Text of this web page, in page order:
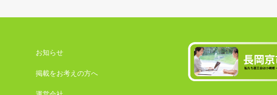
お知らせ
掲載をお考えの方へ